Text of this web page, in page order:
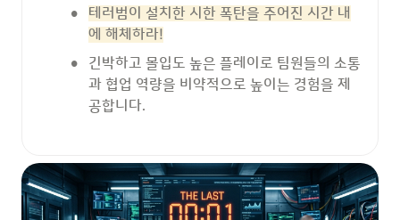
•
테러범이 설치한 시한 폭탄을 주어진 시간 내
에 해체하라!
•
긴박하고 몰입도 높은 플레이로 팀원들의 소통
과 협업 역량을 비약적으로 높이는 경험을 제
공합니다.